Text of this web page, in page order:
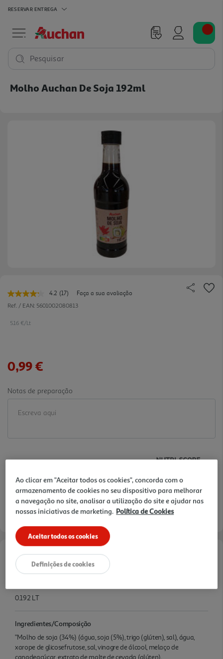
RESERVAR ENTREGA
Pesquisar
Molho Auchan De Soja 192ml
4.2 Leu
17
(17)
Faça a sua avaliação
Ref. / EAN: 5601002080813
5.16 €/Lt
0,99 €
Notas de preparação
Características
0.192 LT
Ingredientes/Composição
"Molho de soja (34%) (água, soja (5%), trigo (glúten), sal), água,
xarope de glicosefrutose, sal, vinagre de álcool, melaço de
canadeaçúcar, extrato de malte de cevada (glúten).
Ao clicar em "Aceitar todos os cookies", concorda com o
armazenamento de cookies no seu dispositivo para melhorar
a navegação no site, analisar a utilização do site e ajudar nas
nossas iniciativas de marketing. Política de Cookies
Aceitar todos os cookies
Definições de cookies